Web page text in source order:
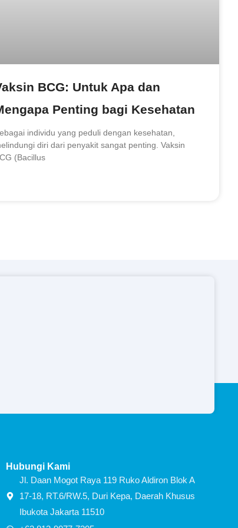
BCG: Untuk Apa dan
Penting bagi Kesehatan
individu yang peduli dengan kesehatan,
diri dari penyakit sangat penting. Vaksin
(Bacillus
Hubungi Kami
Jl. Daan Mogot Raya 119 Ruko Aldiron Blok A
17-18, RT.6/RW.5, Duri Kepa, Daerah Khusus
Ibukota Jakarta 11510